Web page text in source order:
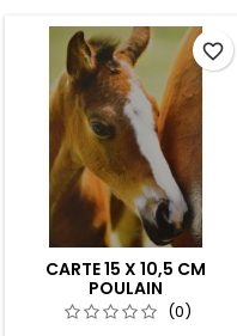
CARTE 15 X 10,5 CM
POULAIN
(0)
favorite_border